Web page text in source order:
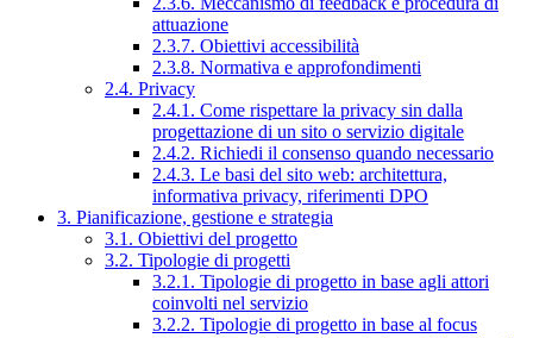
attuazione
2.3.7. Obiettivi accessibilità
2.3.8. Normativa e approfondimenti
2.4. Privacy
2.4.1. Come rispettare la privacy sin dalla
progettazione di un sito o servizio digitale
2.4.2. Richiedi il consenso quando necessario
2.4.3. Le basi del sito web: architettura,
informativa privacy, riferimenti DPO
3. Pianificazione, gestione e strategia
3.1. Obiettivi del progetto
3.2. Tipologie di progetti
3.2.1. Tipologie di progetto in base agli attori
coinvolti nel servizio
3.2.2. Tipologie di progetto in base al focus